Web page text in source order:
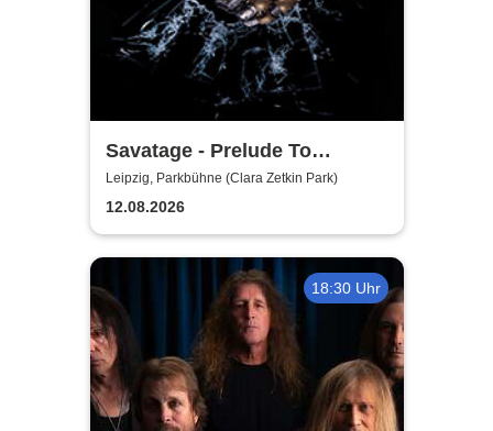
Savatage - Prelude To
Madness - Summer Tour 2026
Leipzig, Parkbühne (Clara Zetkin Park)
12.08.2026
18:30 Uhr